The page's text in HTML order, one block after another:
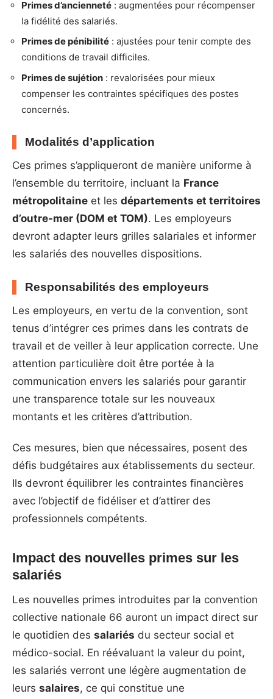
Primes d’ancienneté : augmentées pour récompenser
la fidélité des salariés.
Primes de pénibilité : ajustées pour tenir compte des
conditions de travail difficiles.
Primes de sujétion : revalorisées pour mieux
compenser les contraintes spécifiques des postes
concernés.
Modalités d’application
Ces primes s’appliqueront de manière uniforme à
l’ensemble du territoire, incluant la France
métropolitaine et les départements et territoires
d’outre-mer (DOM et TOM). Les employeurs
devront adapter leurs grilles salariales et informer
les salariés des nouvelles dispositions.
Responsabilités des employeurs
Les employeurs, en vertu de la convention, sont
tenus d’intégrer ces primes dans les contrats de
travail et de veiller à leur application correcte. Une
attention particulière doit être portée à la
communication envers les salariés pour garantir
une transparence totale sur les nouveaux
montants et les critères d’attribution.
Ces mesures, bien que nécessaires, posent des
défis budgétaires aux établissements du secteur.
Ils devront équilibrer les contraintes financières
avec l’objectif de fidéliser et d’attirer des
professionnels compétents.
Impact des nouvelles primes sur les
salariés
Les nouvelles primes introduites par la convention
collective nationale 66 auront un impact direct sur
le quotidien des salariés du secteur social et
médico-social. En réévaluant la valeur du point,
les salariés verront une légère augmentation de
leurs salaires, ce qui constitue une